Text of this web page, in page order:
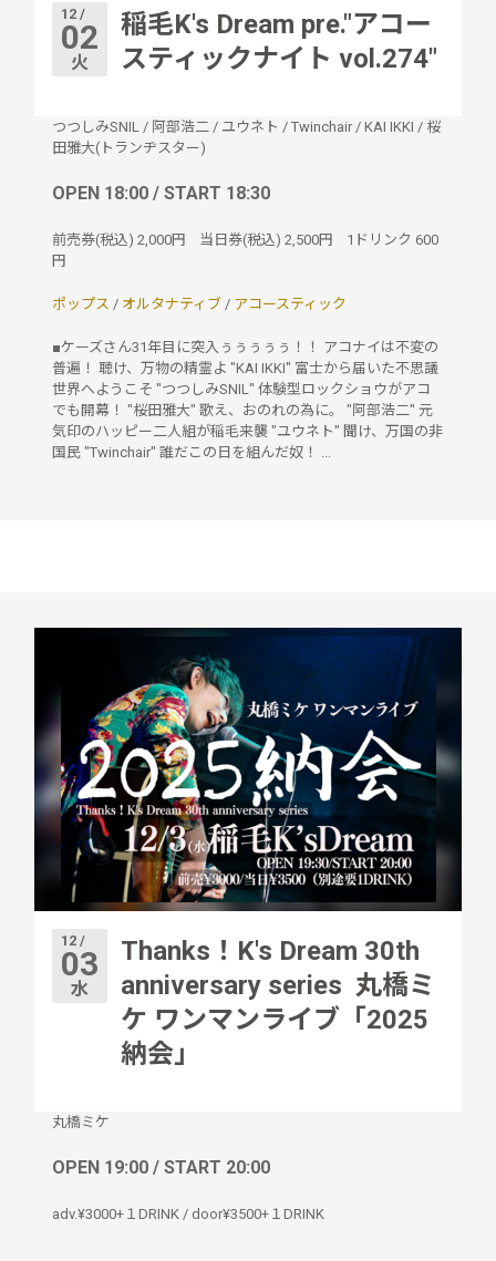
12 /
02
火
稲毛K's Dream pre."アコー
スティックナイト vol.274"
つつしみSNIL / 阿部浩二 / ユウネト / Twinchair / KAI IKKI / 桜
田雅大(トランヂスター)
OPEN 18:00 / START 18:30
前売券(税込) 2,000円 当日券(税込) 2,500円 1ドリンク 600
円
ポップス / オルタナティブ / アコースティック
■ケーズさん31年目に突入ぅぅぅぅぅ！！ アコナイは不変の
普遍！ 聴け、万物の精霊よ "KAI IKKI" 富士から届いた不思議
世界へようこそ "つつしみSNIL" 体験型ロックショウがアコ
でも開幕！ "桜田雅大" 歌え、おのれの為に。 "阿部浩二" 元
気印のハッピー二人組が稲毛来襲 "ユウネト" 聞け、万国の非
国民 "Twinchair" 誰だこの日を組んだ奴！ ...
12 /
03
水
Thanks！K's Dream 30th
anniversary series 丸橋ミ
ケ ワンマンライブ「2025
納会」
丸橋ミケ
OPEN 19:00 / START 20:00
adv.¥3000+１DRINK / door¥3500+１DRINK